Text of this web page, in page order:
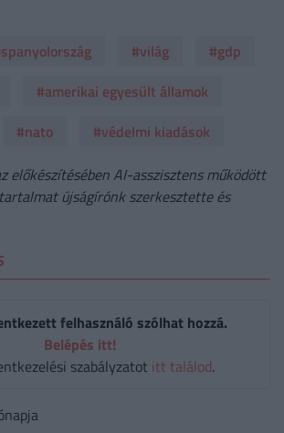
#világ
#gdp
#amerikai egyesült államok
#nato
#védelmi kiadások
előkészítésében AI-asszisztens működött
újságírónk szerkesztette és
felhasználó szólhat hozzá.
Belépés itt!
szabályzatot itt találod.